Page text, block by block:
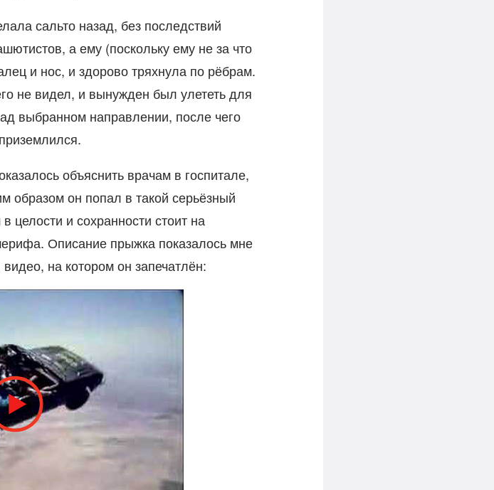
сальто назад, без последствий
а ему (поскольку ему не за что
и нос, и здорово тряхнула по рёбрам.
не видел, и вынужден был улететь для
выбранном направлении, после чего
объяснить врачам в госпитале,
образом он попал в такой серьёзный
целости и сохранности стоит на
Описание прыжка показалось мне
на котором он запечатлён: